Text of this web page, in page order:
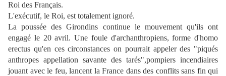
Roi des Français.
L'exécutif, le Roi, est totalement ignoré.
La poussée des Girondins continue le mouvement qu'ils ont
engagé le 20 avril. Une foule d'archanthropiens, forme d'homo
erectus qu'en ces circonstances on pourrait appeler des "piqués
anthropes appellation savante des tarés",pompiers incendiaires
jouant avec le feu, lancent la France dans des conflits sans fin qui